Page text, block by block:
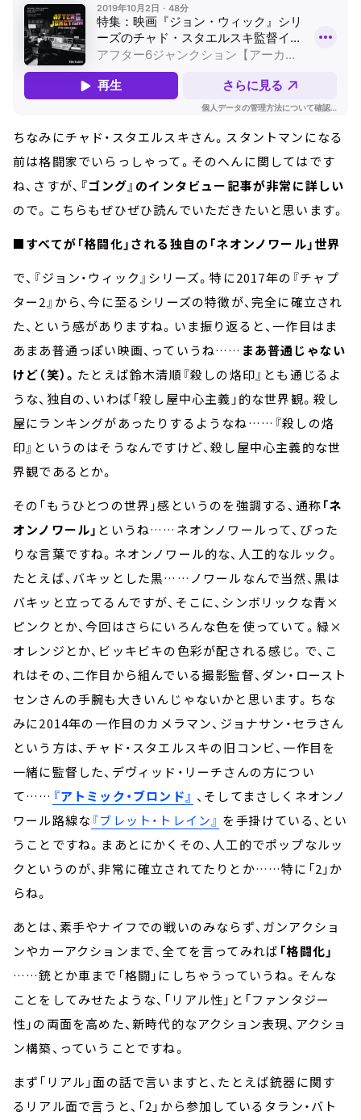
ちなみにチャド・スタエルスキさん。スタントマンになる
前は格闘家でいらっしゃって。そのへんに関してはです
ね、さすが、 『ゴング』のインタビュー記事が非常に詳しい
ので。こちらもぜひぜひ読んでいただきたいと思います。
■すべてが「格闘化」される独自の「ネオンノワール」世界
で、『ジョン・ウィック』シリーズ。特に2017年の『チャプ
ター2』から、今に至るシリーズの特徴が、完全に確立され
た、という感がありますね。いま振り返ると、一作目はま
あまあ普通っぽい映画、っていうね…… まあ普通じゃない
けど（笑）。 たとえば鈴木清順『殺しの烙印』とも通じるよ
うな、独自の、いわば「殺し屋中心主義」的な世界観。殺し
屋にランキングがあったりするようなね……『殺しの烙
印』というのはそうなんですけど、殺し屋中心主義的な世
界観であるとか。
その「もうひとつの世界」感というのを強調する、通称「ネ
オンノワール」 というね……ネオンノワールって、ぴった
りな言葉ですね。ネオンノワール的な、人工的なルック。
たとえば、バキッとした黒……ノワールなんで当然、黒は
バキッと立ってるんですが、そこに、シンボリックな青×
ピンクとか、今回はさらにいろんな色を使っていて。緑×
オレンジとか、ビッキビキの色彩が配される感じ。で、こ
れはその、二作目から組んでいる撮影監督、ダン・ロースト
センさんの手腕も大きいんじゃないかと思います。ちな
みに2014年の一作目のカメラマン、ジョナサン・セラさん
という方は、チャド・スタエルスキの旧コンビ、一作目を
一緒に監督した、デヴィッド・リーチさんの方につい
て…… 『アトミック・ブロンド』 、そしてまさしくネオンノ
ワール路線な『ブレット・トレイン』 を手掛けている、とい
うことですね。まあとにかくその、人工的でポップなルッ
クというのが、非常に確立されてたりとか……特に「2」か
らね。
あとは、素手やナイフでの戦いのみならず、ガンアクショ
ンやカーアクションまで、全てを言ってみれば 「格闘化」
……銃とか車まで「格闘」にしちゃうっていうね。そんな
ことをしてみせたような、「リアル性」と「ファンタジー
性」の両面を高めた、新時代的なアクション表現、アクショ
ン構築、っていうことですね。
まず「リアル」面の話で言いますと、たとえば銃器に関す
るリアル面で言うと、「2」から参加しているタラン・バト